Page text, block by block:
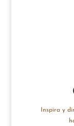
Inspira y